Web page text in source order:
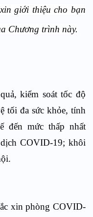
giới thiệu cho bạn
Chương trình này.
kiểm soát tốc độ
tối đa sức khỏe, tính
đến mức thấp nhất
COVID-19; khôi
xin phòng COVID-